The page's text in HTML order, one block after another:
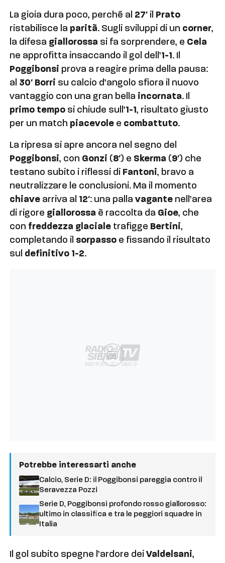
La gioia dura poco, perché al 27′ il Prato
ristabilisce la parità. Sugli sviluppi di un corner,
la difesa giallorossa si fa sorprendere, e Cela
ne approfitta insaccando il gol dell’1-1. Il
Poggibonsi prova a reagire prima della pausa:
al 30′ Borri su calcio d’angolo sfiora il nuovo
vantaggio con una gran bella incornata. Il
primo tempo si chiude sull’1-1, risultato giusto
per un match piacevole e combattuto.
La ripresa si apre ancora nel segno del
Poggibonsi, con Gonzi (8′) e Skerma (9′) che
testano subito i riflessi di Fantoni, bravo a
neutralizzare le conclusioni. Ma il momento
chiave arriva al 12′: una pallavagante nell’area
di rigore giallorossa è raccolta da Gioe, che
con freddezza glaciale trafigge Bertini,
completando il sorpasso e fissando il risultato
sul definitivo 1-2.
Ad
Potrebbe interessarti anche
Calcio, Serie D: il Poggibonsi pareggia contro il
Seravezza Pozzi
Serie D, Poggibonsi profondo rosso giallorosso:
ultimo in classifica e tra le peggiori squadre in
Italia
Il gol subito spegne l’ardore deiValdelsani,